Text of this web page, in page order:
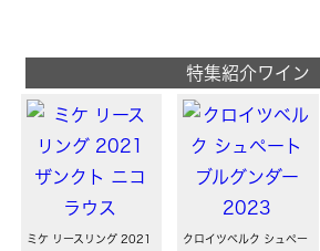
特集紹介ワイン
ミケ リースリング 2021
クロイツベルク シュペー